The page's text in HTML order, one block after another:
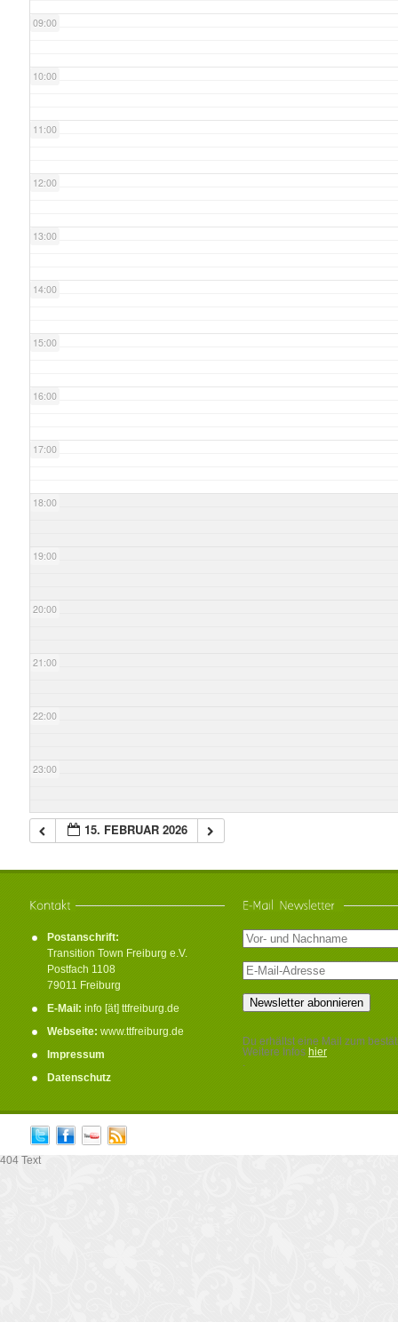
09:00
10:00
11:00
12:00
13:00
14:00
15:00
16:00
17:00
18:00
19:00
20:00
21:00
22:00
23:00
15. FEBRUAR 2026
Postanschrift:
Transition Town Freiburg e.V.
Postfach 1108
79011 Freiburg
E-Mail: info [ät] ttfreiburg.de
Webseite: www.ttfreiburg.de
Impressum
Datenschutz
Du erhältst eine Mail zum
Weitere Infos hier
.
404 Text